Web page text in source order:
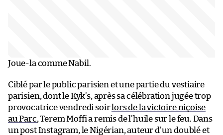
Joue-la comme Nabil.
Ciblé par le public parisien et une partie du vestiaire
parisien, dont le Kyk’s, après sa célébration jugée trop
provocatrice vendredi soirlors de la victoire niçoise
au Parc, Terem Moffi a remis de l’huile sur le feu. Dans
un post Instagram, le Nigérian, auteur d’un doublé et